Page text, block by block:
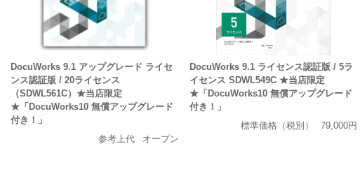
DocuWorks 9.1 アップグレード ライセ
ンス認証版 / 20ライセンス
（SDWL561C）★当店限定
★「DocuWorks10 無償アップグレード
付き！」
参考上代
オープン
DocuWorks 9.1 ライセンス認証版 / 5ラ
イセンス SDWL549C ★当店限定
★「DocuWorks10 無償アップグレード
付き！」
標準価格（税別）
79,000円